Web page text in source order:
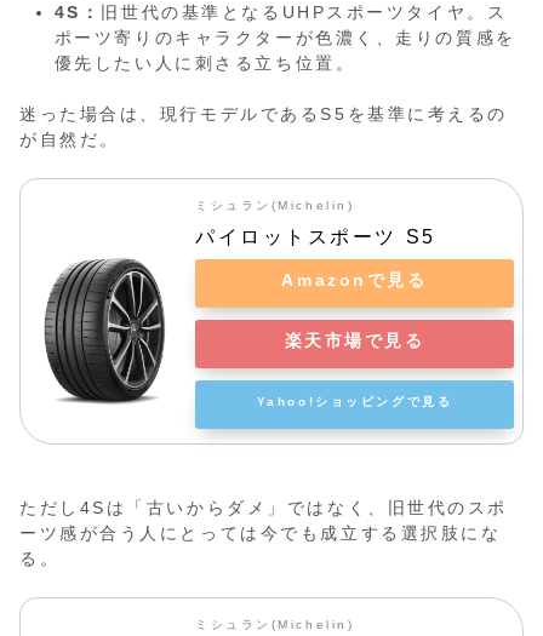
4S： 旧世代の基準となるUHPスポーツタイヤ。ス
ポーツ寄りのキャラクターが色濃く、走りの質感を
優先したい人に刺さる立ち位置。
迷った場合は、現行モデルであるS5を基準に考えるの
が自然だ。
ミシュラン(Michelin)
パイロットスポーツ S5
Amazonで見る
楽天市場で見る
Yahoo!ショッピングで見る
ただし4Sは「古いからダメ」ではなく、旧世代のスポ
ーツ感が合う人にとっては今でも成立する選択肢にな
る。
ミシュラン(Michelin)